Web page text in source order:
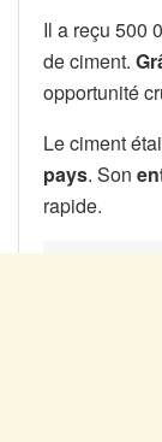
Il a reçu 500
de ciment.
opportunité
Le ciment
pays. Son
rapide.